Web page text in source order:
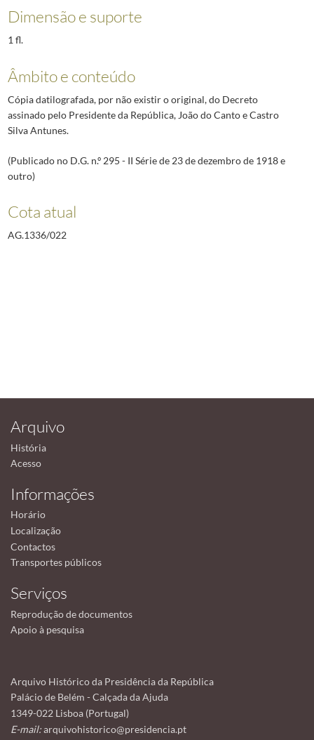
Dimensão e suporte
1 fl.
Âmbito e conteúdo
Cópia datilografada, por não existir o original, do Decreto
assinado pelo Presidente da República, João do Canto e Castro
Silva Antunes.
(Publicado no D.G. n.º 295 - II Série de 23 de dezembro de 1918 e
outro)
Cota atual
AG.1336/022
Arquivo
História
Acesso
Informações
Horário
Localização
Contactos
Transportes públicos
Serviços
Reprodução de documentos
Apoio à pesquisa
Arquivo Histórico da Presidência da República
Palácio de Belém - Calçada da Ajuda
1349-022 Lisboa (Portugal)
E-mail:arquivohistorico@presidencia.pt